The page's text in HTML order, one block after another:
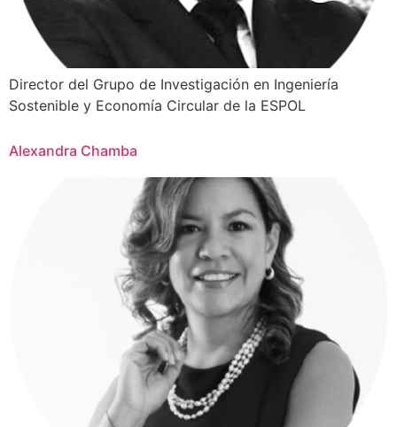
Director del Grupo de Investigación en Ingeniería
Sostenible y Economía Circular de la ESPOL
Alexandra Chamba